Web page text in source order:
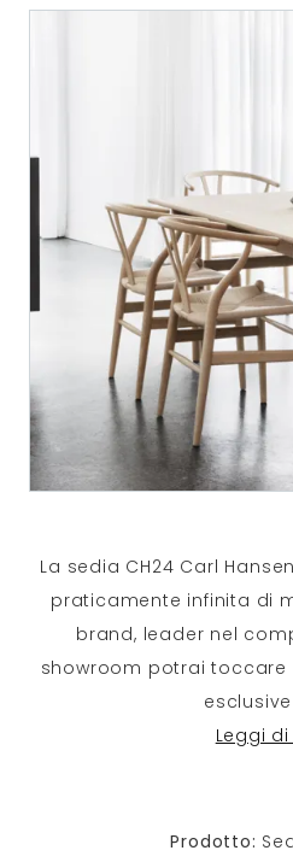
La sedia CH24 Carl
praticamente infinita di
brand, leader nel
showroom potrai
Leggi
Prodotto: